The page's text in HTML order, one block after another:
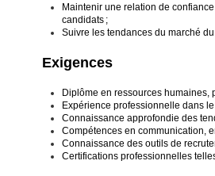
Maintenir une relation de
candidats ;
Suivre les tendances du marché
Exigences
Diplôme en ressources
Expérience professionnelle dans
Connaissance approfondie des
Compétences en communication,
Connaissance des outils de
Certifications professionnelles